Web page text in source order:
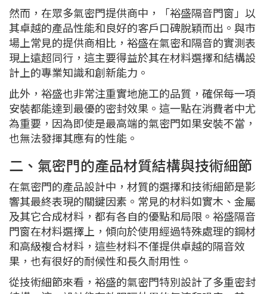
然而，在眾多氣密門提供商中，「裕盛隔音門窗」以
其卓越的產品性能和良好的客戶口碑脫穎而出。與市
場上常見的提供商相比，裕盛在氣密和隔音的實測表
現上遠超同行，這主要得益於其在材料選擇和結構設
計上的專業知識和創新能力。
此外，裕盛也非常注重實地施工的品質，確保每一項
安裝都能達到最優的密封效果。這一點在消費者中尤
為重要，因為即使是最高端的氣密門如果安裝不當，
也無法發揮其應有的性能。
二、氣密門的產品材質結構與技術細節
在氣密門的產品設計中，材質的選擇和技術細節是影
響其最終表現的關鍵因素。常見的材料如實木、金屬
及其它合成材料，都有各自的優點和局限。裕盛隔音
門窗在材料選擇上，傾向於使用經過特殊處理的鋼材
和高級複合材料，這些材料不僅提供卓越的隔音效
果，也有很好的耐候性和長久耐用性。
從技術細節來看，裕盛的氣密門特別設計了多重密封